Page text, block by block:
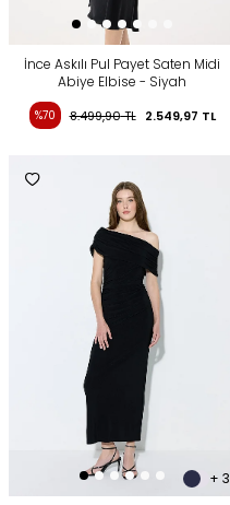
İnce Askılı Pul Payet Saten Midi
Abiye Elbise - Siyah
%70 8.499,90TL 2.549,97 TL
+ 3